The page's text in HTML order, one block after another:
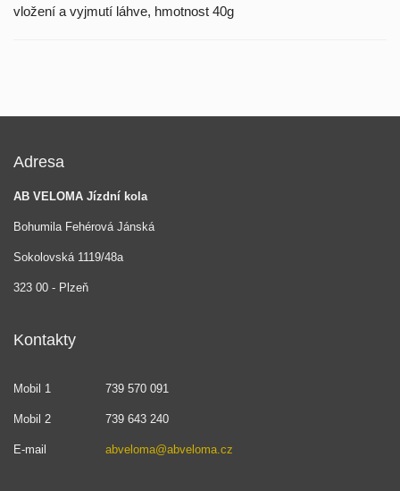
vložení a vyjmutí láhve, hmotnost 40g
Adresa
AB VELOMA Jízdní kola
Bohumila Fehérová Jánská
Sokolovská 1119/48a
323 00 - Plzeň
Kontakty
Mobil 1 739 570 091
Mobil 2 739 643 240
E-mail abveloma@abveloma.cz